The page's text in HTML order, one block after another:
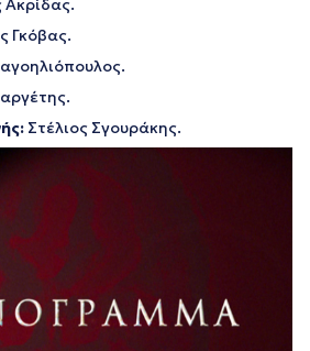
Ακρίδας.
Γκόβας.
Στέλιος Σγουράκης.